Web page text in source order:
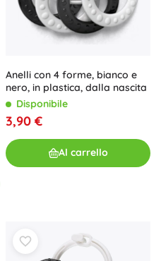
Anelli con 4 forme, bianco e
nero, in plastica, dalla nascita
Disponibile
3,90 €
Al carrello